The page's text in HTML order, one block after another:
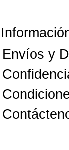
Envíos y